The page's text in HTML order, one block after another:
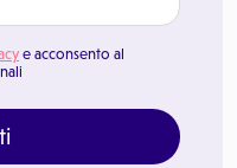
e acconsento al